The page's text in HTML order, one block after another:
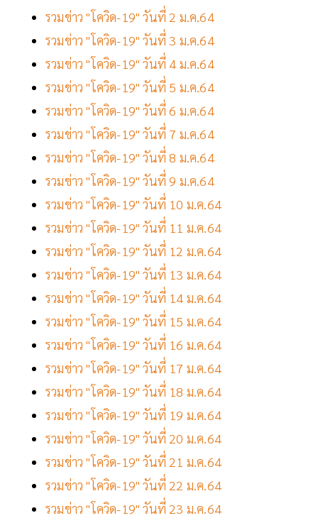
รวมข่าว "โควิด-19" วันที่ 2 ม.ค.64
รวมข่าว "โควิด-19" วันที่ 3 ม.ค.64
รวมข่าว "โควิด-19" วันที่ 4 ม.ค.64
รวมข่าว "โควิด-19" วันที่ 5 ม.ค.64
รวมข่าว "โควิด-19" วันที่ 6 ม.ค.64
รวมข่าว "โควิด-19" วันที่ 7 ม.ค.64
รวมข่าว "โควิด-19" วันที่ 8 ม.ค.64
รวมข่าว "โควิด-19" วันที่ 9 ม.ค.64
รวมข่าว "โควิด-19" วันที่ 10 ม.ค.64
รวมข่าว "โควิด-19" วันที่ 11 ม.ค.64
รวมข่าว "โควิด-19" วันที่ 12 ม.ค.64
รวมข่าว "โควิด-19" วันที่ 13 ม.ค.64
รวมข่าว "โควิด-19" วันที่ 14 ม.ค.64
รวมข่าว "โควิด-19" วันที่ 15 ม.ค.64
รวมข่าว "โควิด-19" วันที่ 16 ม.ค.64
รวมข่าว "โควิด-19" วันที่ 17 ม.ค.64
รวมข่าว "โควิด-19" วันที่ 18 ม.ค.64
รวมข่าว "โควิด-19" วันที่ 19 ม.ค.64
รวมข่าว "โควิด-19" วันที่ 20 ม.ค.64
รวมข่าว "โควิด-19" วันที่ 21 ม.ค.64
รวมข่าว "โควิด-19" วันที่ 22 ม.ค.64
รวมข่าว "โควิด-19" วันที่ 23 ม.ค.64